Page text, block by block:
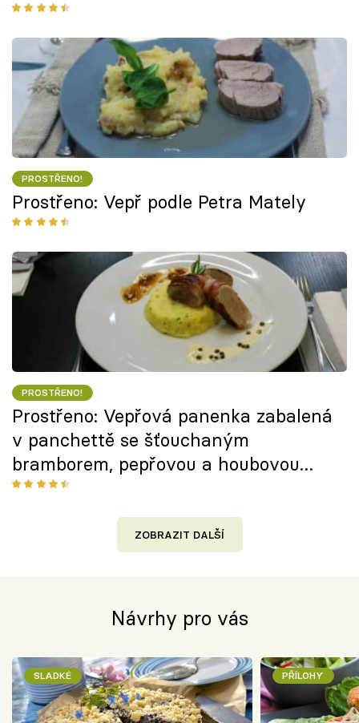
PROSTŘENO!
Prostřeno: Vepř podle Petra Mately
PROSTŘENO!
Prostřeno: Vepřová panenka zabalená
v panchettě se šťouchaným
bramborem, pepřovou a houbovou
omáčkou
ZOBRAZIT DALŠÍ
Návrhy pro vás
SLADKÉ PŘÍLOHY